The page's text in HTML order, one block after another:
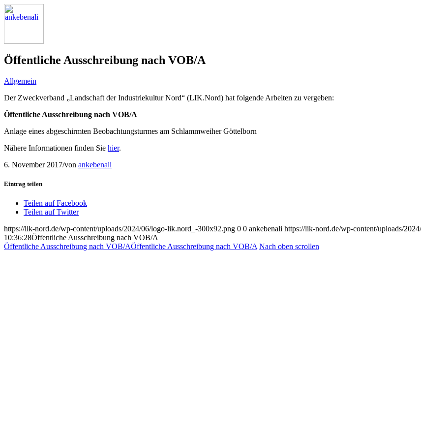
Öffentliche Ausschreibung nach VOB/A
Allgemein
Der Zweckverband „Landschaft der Industriekultur Nord“ (LIK.Nord) hat folgende Arbeiten zu vergeben:
Öffentliche Ausschreibung nach VOB/A
Anlage eines abgeschirmten Beobachtungsturmes am Schlammweiher Göttelborn
Nähere Informationen finden Sie hier.
6. November 2017/von ankebenali
Eintrag teilen
Teilen auf Facebook
Teilen auf Twitter
https://lik-nord.de/wp-content/uploads/2024/06/logo-lik.nord_-300x92.png 0 0 ankebenali https://lik-nord.de/wp-content/uploads/
10:36:28Öffentliche Ausschreibung nach VOB/A
Öffentliche Ausschreibung nach VOB/AÖffentliche Ausschreibung nach VOB/A Nach oben scrollen